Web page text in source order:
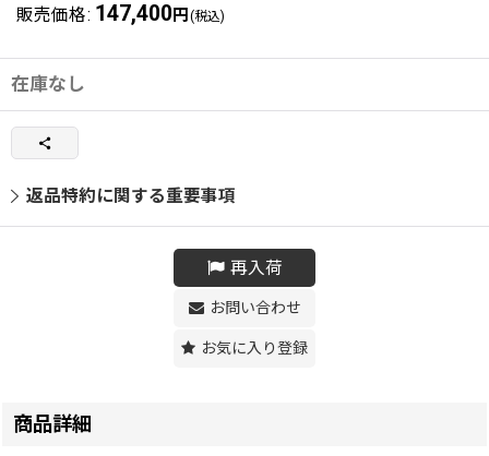
販売価格: 147,400 円 (税込)
在庫なし
返品特約に関する重要事項
再入荷
お問い合わせ
お気に入り登録
商品詳細